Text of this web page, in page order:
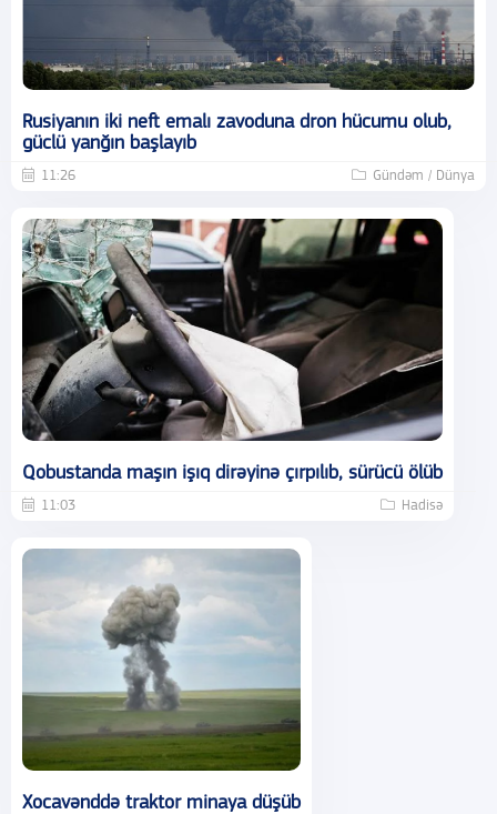
Rusiyanın iki neft emalı zavoduna dron hücumu olub,
güclü yanğın başlayıb
11:26 Gündəm / Dünya
Qobustanda maşın işıq dirəyinə çırpılıb, sürücü ölüb
11:03 Hadisə
Xocavənddə traktor minaya düşüb